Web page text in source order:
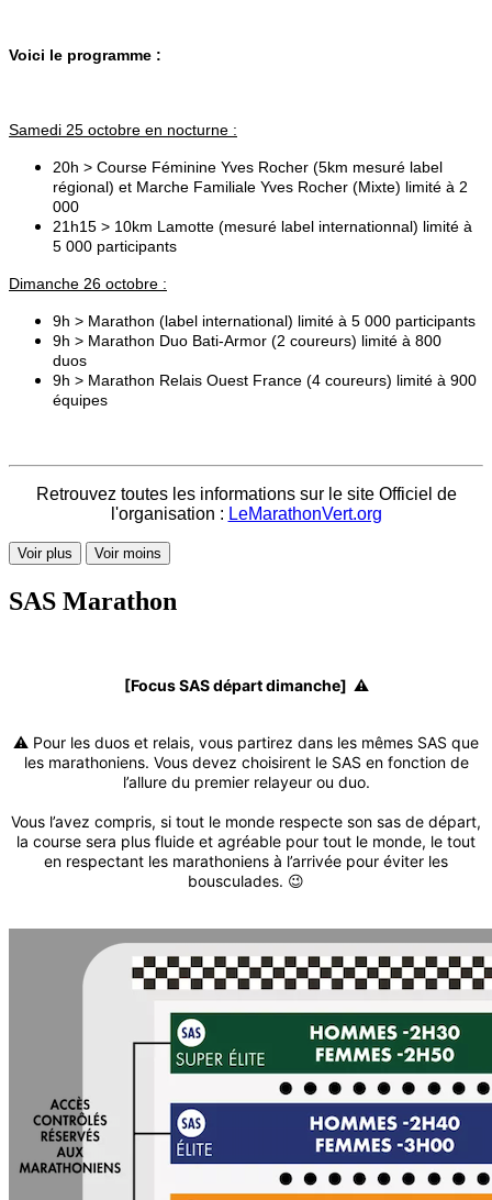
Voici le programme :
Samedi 25 octobre en nocturne :
20h > Course Féminine Yves Rocher (5km mesuré label
régional) et Marche Familiale Yves Rocher (Mixte) limité à 2
000
21h15 > 10km Lamotte (mesuré label internationnal) limité à
5 000 participants
Dimanche 26 octobre :
9h > Marathon (label international) limité à 5 000 participants
9h > Marathon Duo Bati-Armor (2 coureurs) limité à 800
duos
9h > Marathon Relais Ouest France (4 coureurs) limité à 900
équipes
Retrouvez toutes les informations sur le site Officiel de
l'organisation : LeMarathonVert.org
Voir plus Voir moins
SAS Marathon
[Focus SAS départ dimanche] ⚠️
⚠️ Pour les duos et relais, vous partirez dans les mêmes SAS que
les marathoniens. Vous devez choisirent le SAS en fonction de
l’allure du premier relayeur ou duo.
Vous l’avez compris, si tout le monde respecte son sas de départ,
la course sera plus fluide et agréable pour tout le monde, le tout
en respectant les marathoniens à l’arrivée pour éviter les
bousculades. 😉